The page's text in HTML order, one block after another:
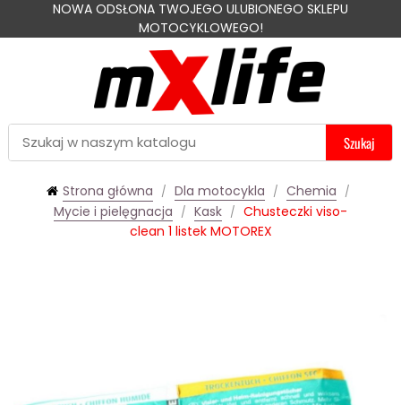
NOWA ODSŁONA TWOJEGO ULUBIONEGO SKLEPU
MOTOCYKLOWEGO!
Szukaj
Strona główna Dla motocykla
Chemia
Mycie i pielęgnacja
Kask
Chusteczki viso-
clean 1 listek MOTOREX